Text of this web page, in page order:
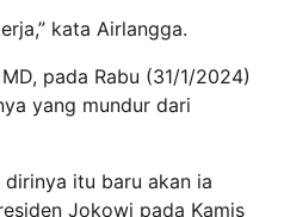
kata Airlangga.
pada Rabu (31/1/2024)
yang mundur dari
itu baru akan ia
Jokowi pada Kamis